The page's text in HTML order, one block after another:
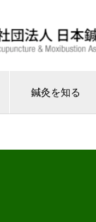
鍼灸を知る